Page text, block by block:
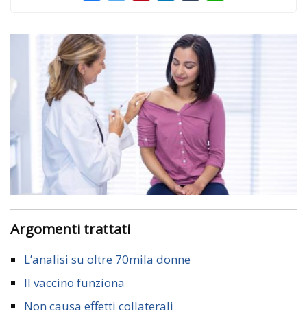
Argomenti trattati
L’analisi su oltre 70mila donne
Il vaccino funziona
Non causa effetti collaterali